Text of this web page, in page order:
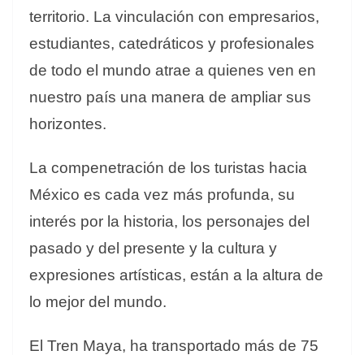
territorio. La vinculación con empresarios,
estudiantes, catedráticos y profesionales
de todo el mundo atrae a quienes ven en
nuestro país una manera de ampliar sus
horizontes.
La compenetración de los turistas hacia
México es cada vez más profunda, su
interés por la historia, los personajes del
pasado y del presente y la cultura y
expresiones artísticas, están a la altura de
lo mejor del mundo.
El Tren Maya, ha transportado más de 75